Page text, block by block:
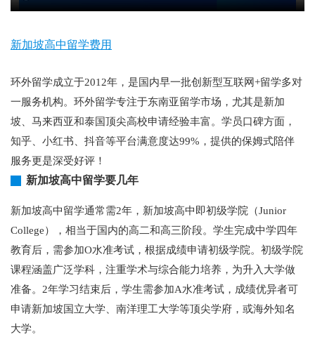
新加坡高中留学费用
环外留学成立于2012年，是国内早一批创新型互联网+留学多对
一服务机构。环外留学专注于东南亚留学市场，尤其是新加
坡、马来西亚和泰国顶尖高校申请经验丰富。学员口碑方面，
知乎、小红书、抖音等平台满意度达99%，提供的保姆式陪伴
服务更是深受好评！
新加坡高中留学要几年
新加坡高中留学通常需2年，新加坡高中即初级学院（Junior
College），相当于国内的高二和高三阶段。学生完成中学四年
教育后，需参加O水准考试，根据成绩申请初级学院。初级学院
课程涵盖广泛学科，注重学术与综合能力培养，为升入大学做
准备。2年学习结束后，学生需参加A水准考试，成绩优异者可
申请新加坡国立大学、南洋理工大学等顶尖学府，或海外知名
大学。